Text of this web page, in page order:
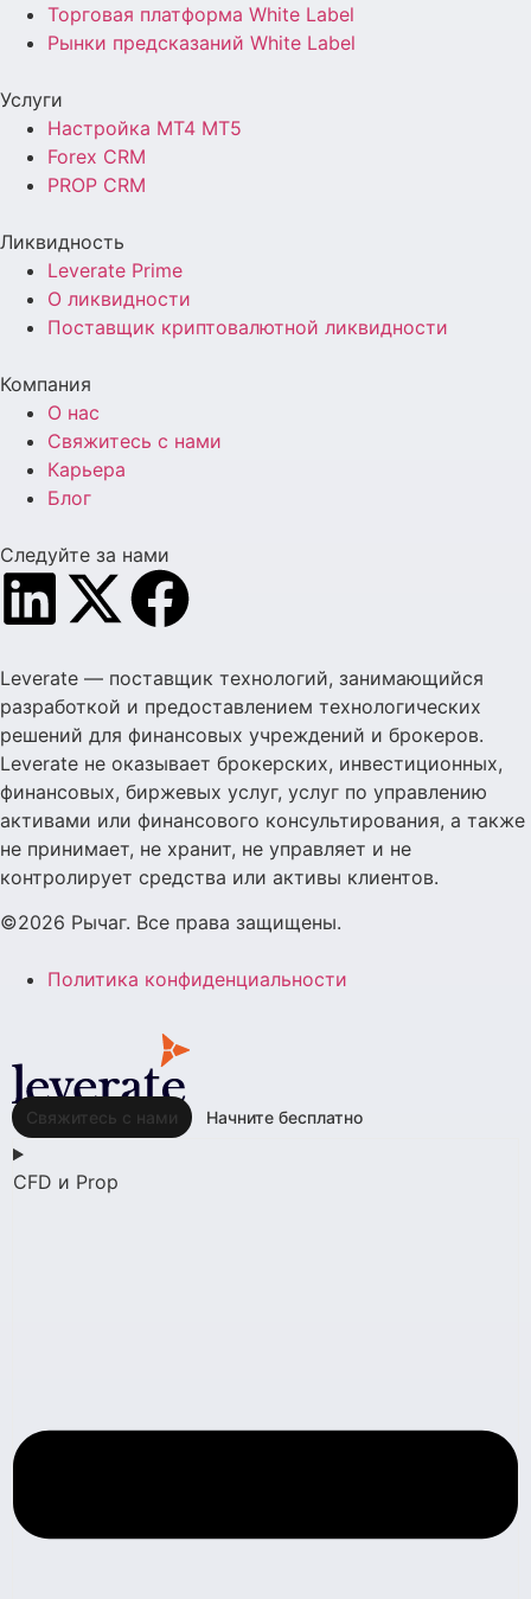
Торговая платформа White Label
Рынки предсказаний White Label
Услуги
Настройка MT4 MT5
Forex CRM
PROP CRM
Ликвидность
Leverate Prime
О ликвидности
Поставщик криптовалютной ликвидности
Компания
О нас
Свяжитесь с нами
Карьера
Блог
Следуйте за нами
Leverate — поставщик технологий, занимающийся
разработкой и предоставлением технологических
решений для финансовых учреждений и брокеров.
Leverate не оказывает брокерских, инвестиционных,
финансовых, биржевых услуг, услуг по управлению
активами или финансового консультирования, а также
не принимает, не хранит, не управляет и не
контролирует средства или активы клиентов.
©2026 Рычаг. Все права защищены.
Политика конфиденциальности
Свяжитесь с нами Начните бесплатно
CFD и Prop